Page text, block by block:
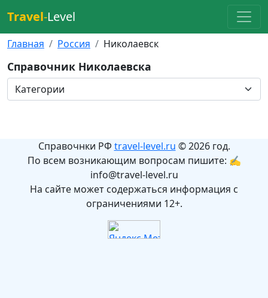
Travel-Level
Главная Россия Николаевск
Справочник Николаевска
Справочнки РФ travel-level.ru © 2026 год.
По всем возникающим вопросам пишите: ✍
info@travel-level.ru
На сайте может содержаться информация с
ограничениями 12+.